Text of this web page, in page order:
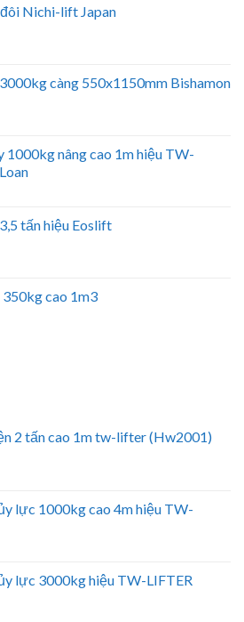
Nichi-lift Japan
càng 550x1150mm Bishamon
1000kg nâng cao 1m hiệu TW-
tấn hiệu Eoslift
350kg cao 1m3
2 tấn cao 1m tw-lifter (Hw2001)
lực 1000kg cao 4m hiệu TW-
lực 3000kg hiệu TW-LIFTER